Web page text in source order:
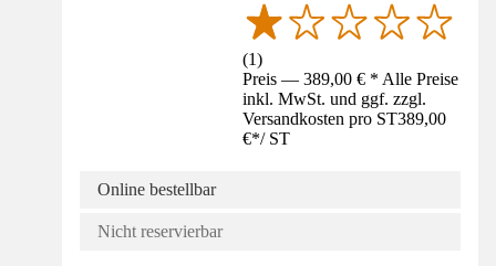
(1)
Preis — 389,00 € * Alle Preise
inkl. MwSt. und ggf. zzgl.
Versandkosten pro ST389,00
€*/ ST
Online bestellbar
Nicht reservierbar